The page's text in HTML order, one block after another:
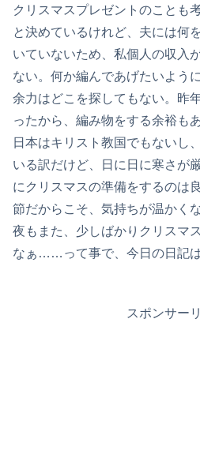
クリスマスプレゼントのことも
と決めているけれど、夫には何
いていないため、私個人の収入
ない。何か編んであげたいよう
余力はどこを探してもない。昨
ったから、編み物をする余裕も
日本はキリスト教国でもないし
いる訳だけど、日に日に寒さが
にクリスマスの準備をするのは
節だからこそ、気持ちが温かく
夜もまた、少しばかりクリスマ
なぁ……って事で、今日の日記は
スポンサー